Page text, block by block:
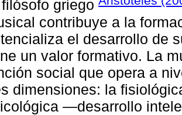
filósofo griego
contribuye a la
el desarrollo de
un valor formativo. La
social que opera a
dimensiones: la
—desarrollo